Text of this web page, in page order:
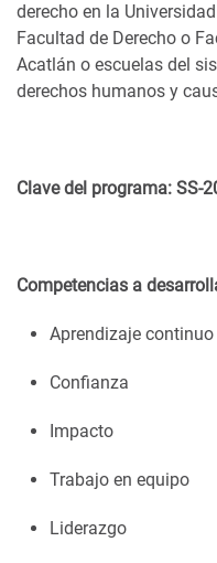
derecho en la
Facultad de Derecho o
Acatlán o escuelas del
derechos humanos y
Clave del programa: SS-
Competencias a
Aprendizaje continuo
Confianza
Impacto
Trabajo en equipo
Liderazgo